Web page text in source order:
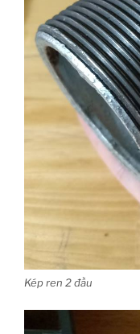
Kép ren 2 đầu